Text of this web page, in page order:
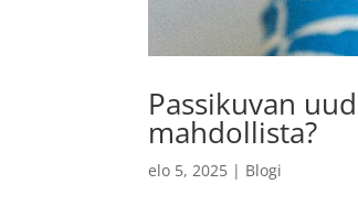
Passikuvan
mahdollista?
elo 5, 2025 | Blogi